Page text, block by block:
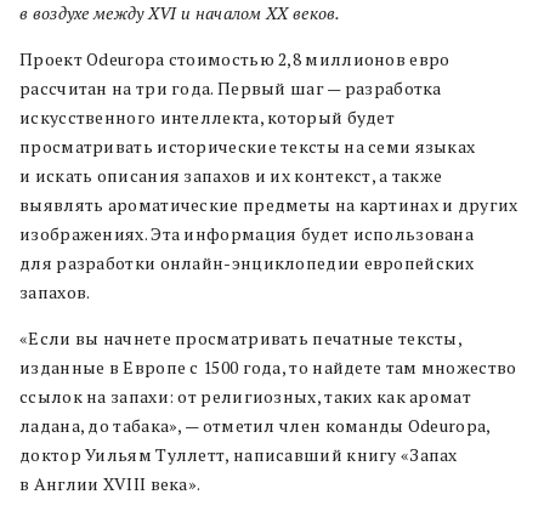
в воздухе между XVI и началом XX веков.
Проект Odeuropa стоимостью 2,8 миллионов евро
рассчитан на три года. Первый шаг — разработка
искусственного интеллекта, который будет
просматривать исторические тексты на семи языках
и искать описания запахов и их контекст, а также
выявлять ароматические предметы на картинах и других
изображениях. Эта информация будет использована
для разработки онлайн-энциклопедии европейских
запахов.
«Если вы начнете просматривать печатные тексты,
изданные в Европе с 1500 года, то найдете там множество
ссылок на запахи: от религиозных, таких как аромат
ладана, до табака», — отметил член команды Odeuropa,
доктор Уильям Туллетт, написавший книгу «Запах
в Англии XVIII века».